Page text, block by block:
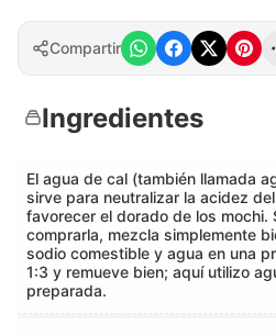
Compartir
Ingredientes
El agua de cal (también llamada
sirve para neutralizar la acidez
favorecer el dorado de los mochi.
comprarla, mezcla simplemente
sodio comestible y agua en una
1:3 y remueve bien; aquí utilizo
preparada.